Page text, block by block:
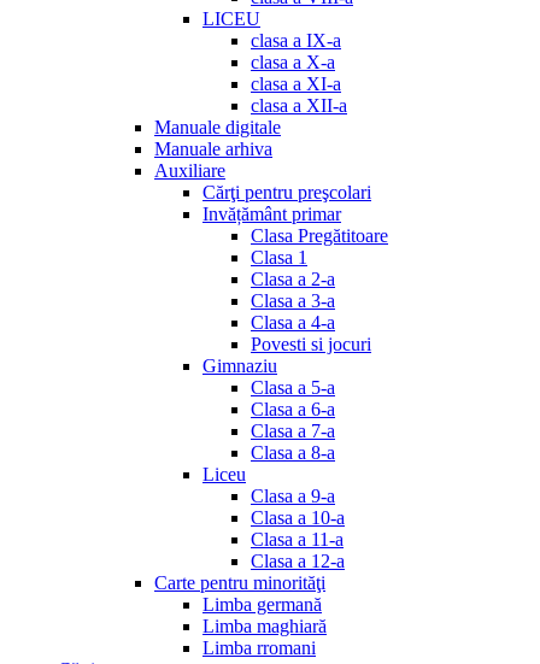
LICEU
clasa a IX-a
clasa a X-a
clasa a XI-a
clasa a XII-a
Manuale digitale
Manuale arhiva
Auxiliare
Cărţi pentru preşcolari
Invățământ primar
Clasa Pregătitoare
Clasa 1
Clasa a 2-a
Clasa a 3-a
Clasa a 4-a
Povesti si jocuri
Gimnaziu
Clasa a 5-a
Clasa a 6-a
Clasa a 7-a
Clasa a 8-a
Liceu
Clasa a 9-a
Clasa a 10-a
Clasa a 11-a
Clasa a 12-a
Carte pentru minorităţi
Limba germană
Limba maghiară
Limba rromani